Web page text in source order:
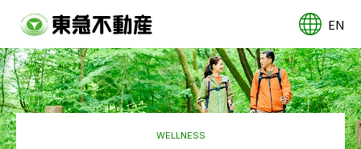
EN
WELLNESS